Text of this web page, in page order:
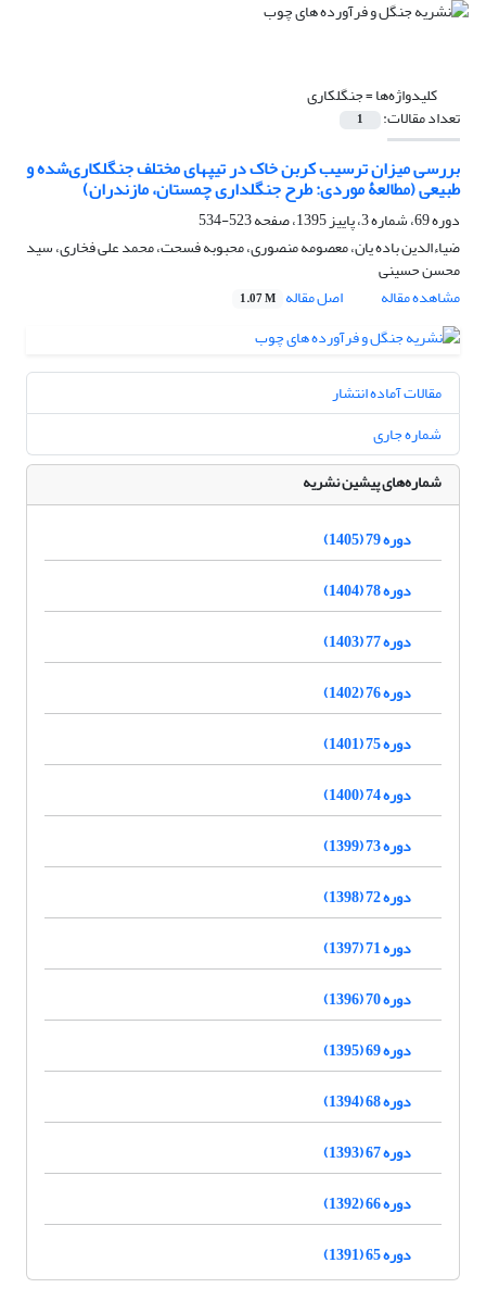
کلیدواژه‌ها =جنگل‎کاری
تعداد مقالات: 1
بررسی میزان ترسیب ‏کربن خاک در تیپ‏های مختلف جنگلکاری‌شده و
طبیعی (مطالعۀ موردی: طرح جنگلداری چمستان، مازندران)
دوره 69، شماره 3، پاییز 1395، صفحه
523-534
ضیاءالدین باده یان، معصومه منصوری، محبوبه فسحت، محمد علی فخاری، سید
محسن حسینی
مشاهده مقاله
اصل مقاله 1.07 M
مقالات آماده انتشار
شماره جاری
شماره‌های پیشین نشریه
دوره 79 (1405)
دوره 78 (1404)
دوره 77 (1403)
دوره 76 (1402)
دوره 75 (1401)
دوره 74 (1400)
دوره 73 (1399)
دوره 72 (1398)
دوره 71 (1397)
دوره 70 (1396)
دوره 69 (1395)
دوره 68 (1394)
دوره 67 (1393)
دوره 66 (1392)
دوره 65 (1391)